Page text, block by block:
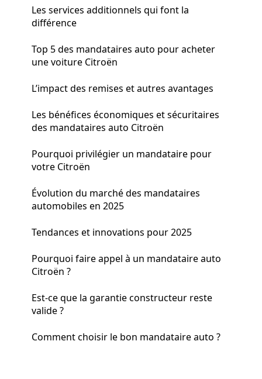
Les services additionnels qui font la
différence
Top 5 des mandataires auto pour acheter
une voiture Citroën
L’impact des remises et autres avantages
Les bénéfices économiques et sécuritaires
des mandataires auto Citroën
Pourquoi privilégier un mandataire pour
votre Citroën
Évolution du marché des mandataires
automobiles en 2025
Tendances et innovations pour 2025
Pourquoi faire appel à un mandataire auto
Citroën ?
Est-ce que la garantie constructeur reste
valide ?
Comment choisir le bon mandataire auto ?